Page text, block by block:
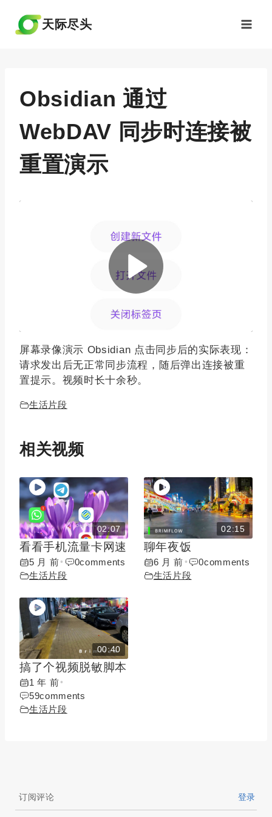
天际尽头
Obsidian 通过
WebDAV 同步时连接被
重置演示
屏幕录像演示 Obsidian 点击同步后的实际表现：
请求发出后无正常同步流程，随后弹出连接被重
置提示。视频时长十余秒。
生活片段
相关视频
02:07
看看手机流量卡网速
5 月 前 • 0comments
生活片段
02:15
聊年夜饭
6 月 前 • 0comments
生活片段
00:40
搞了个视频脱敏脚本
1 年 前 •
59comments
生活片段
订阅评论 登录